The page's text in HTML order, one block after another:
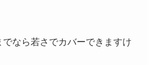
なら若さでカバーできますけ